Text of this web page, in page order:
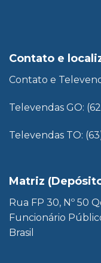
Contato e
Contato e
Televendas GO:
Televendas TO:
Matriz
Rua FP 30, Nº 50
Funcionário
Brasil